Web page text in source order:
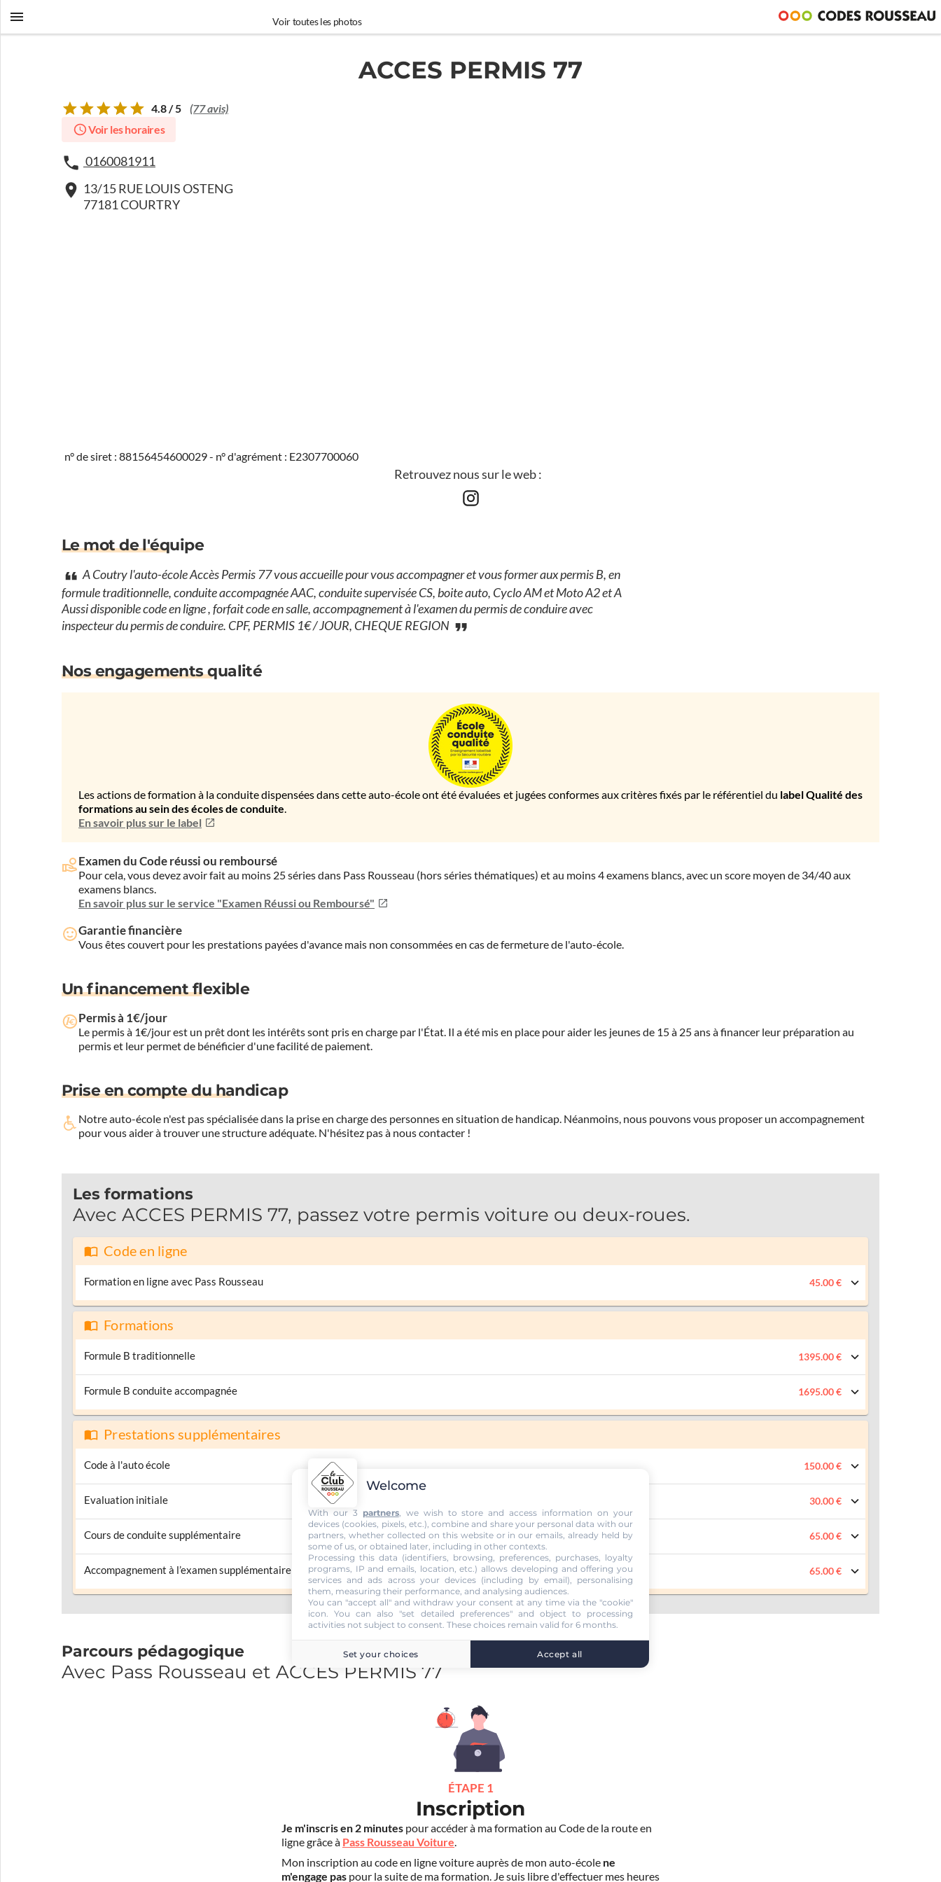
Voir toutes les photos
ACCES PERMIS 77
4.8 / 5 (77 avis)
Voir les horaires
0160081911
13/15 RUE LOUIS OSTENG
77181 COURTRY
n° de siret : 88156454600029 - n° d'agrément : E2307700060
Retrouvez nous sur le web :
Le mot de l'équipe
A Coutry l'auto-école Accès Permis 77 vous accueille pour vous accompagner et vous former aux permis B, en
formule traditionnelle, conduite accompagnée AAC, conduite supervisée CS, boite auto, Cyclo AM et Moto A2 et A
Aussi disponible code en ligne , forfait code en salle, accompagnement à l'examen du permis de conduire avec
inspecteur du permis de conduire. CPF, PERMIS 1€ / JOUR, CHEQUE REGION
Nos engagements qualité
Les actions de formation à la conduite dispensées dans cette auto-école ont été évaluées et jugées conformes aux critères fixés par le référentiel du label Qualité des
formations au sein des écoles de conduite.
En savoir plus sur le label
Examen du Code réussi ou remboursé
Pour cela, vous devez avoir fait au moins 25 séries dans Pass Rousseau (hors séries thématiques) et au moins 4 examens blancs, avec un score moyen de 34/40 aux
examens blancs.
En savoir plus sur le service "Examen Réussi ou Remboursé"
Garantie financière
Vous êtes couvert pour les prestations payées d'avance mais non consommées en cas de fermeture de l'auto-école.
Un financement flexible
Permis à 1€/jour
Le permis à 1€/jour est un prêt dont les intérêts sont pris en charge par l'État. Il a été mis en place pour aider les jeunes de 15 à 25 ans à financer leur préparation au
permis et leur permet de bénéficier d'une facilité de paiement.
Prise en compte du handicap
Notre auto-école n'est pas spécialisée dans la prise en charge des personnes en situation de handicap. Néanmoins, nous pouvons vous proposer un accompagnement
pour vous aider à trouver une structure adéquate. N'hésitez pas à nous contacter !
Les formations
Avec ACCES PERMIS 77, passez votre permis voiture ou deux-roues.
Code en ligne
Formation en ligne avec Pass Rousseau 45.00 €
Formations
Formule B traditionnelle 1395.00 €
Formule B conduite accompagnée 1695.00 €
Prestations supplémentaires
Code à l'auto école 150.00 €
Evaluation initiale 30.00 €
Cours de conduite supplémentaire 65.00 €
Accompagnement à l’examen supplémentaire 65.00 €
Parcours pédagogique
Avec Pass Rousseau et ACCES PERMIS 77
ÉTAPE 1
Inscription
Je m'inscris en 2 minutes pour accéder à ma formation au Code de la route en
ligne grâce à Pass Rousseau Voiture.
Mon inscription au code en ligne voiture auprès de mon auto-école ne
m'engage pas pour la suite de ma formation. Je suis libre d'effectuer mes heures
Welcome
With our 3 partners, we wish to store and access information on your
devices (cookies, pixels, etc.), combine and share your personal data with our
partners, whether collected on this website or in our emails, already held by
some of us, or obtained later, including in other contexts.
Processing this data (identifiers, browsing, preferences, purchases, loyalty
programs, IP and emails, location, etc.) allows developing and offering you
services and ads across your devices (including by email), personalising
them, measuring their performance, and analysing audiences.
You can "accept all" and withdraw your consent at any time via the "cookie"
icon. You can also "set detailed preferences" and object to processing
activities not subject to consent. These choices remain valid for 6 months.
Set your choices Accept all